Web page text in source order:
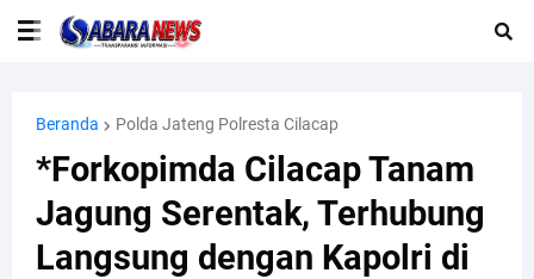
Beranda Polda Jateng Polresta Cilacap
*Forkopimda Cilacap Tanam
Jagung Serentak, Terhubung
Langsung dengan Kapolri di